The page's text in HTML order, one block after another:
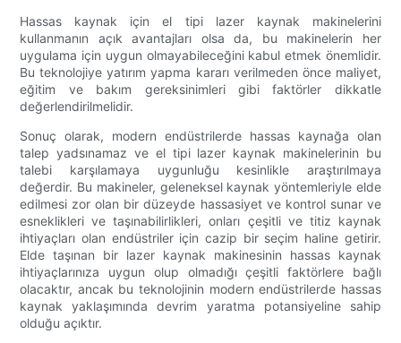
Hassas kaynak için el tipi lazer kaynak makinelerini
kullanmanın açık avantajları olsa da, bu makinelerin her
uygulama için uygun olmayabileceğini kabul etmek önemlidir.
Bu teknolojiye yatırım yapma kararı verilmeden önce maliyet,
eğitim ve bakım gereksinimleri gibi faktörler dikkatle
değerlendirilmelidir.
Sonuç olarak, modern endüstrilerde hassas kaynağa olan
talep yadsınamaz ve el tipi lazer kaynak makinelerinin bu
talebi karşılamaya uygunluğu kesinlikle araştırılmaya
değerdir. Bu makineler, geleneksel kaynak yöntemleriyle elde
edilmesi zor olan bir düzeyde hassasiyet ve kontrol sunar ve
esneklikleri ve taşınabilirlikleri, onları çeşitli ve titiz kaynak
ihtiyaçları olan endüstriler için cazip bir seçim haline getirir.
Elde taşınan bir lazer kaynak makinesinin hassas kaynak
ihtiyaçlarınıza uygun olup olmadığı çeşitli faktörlere bağlı
olacaktır, ancak bu teknolojinin modern endüstrilerde hassas
kaynak yaklaşımında devrim yaratma potansiyeline sahip
olduğu açıktır.